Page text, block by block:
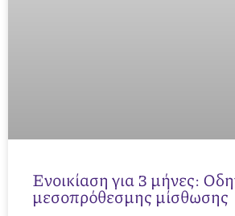
Ενοικίαση για 3 μήνες:
μεσοπρόθεσμης μίσθωσης